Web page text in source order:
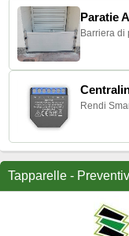
Paratie
Barriera di
Rendi
Tapparelle -